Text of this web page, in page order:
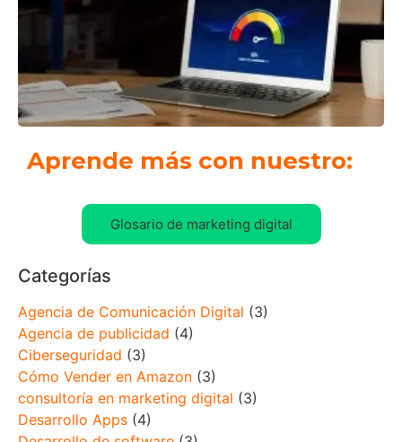
Aprende más con nuestro:
Glosario de marketing digital
Categorías
Agencia de Comunicación Digital (3)
Agencia de publicidad (4)
Ciberseguridad (3)
Cómo Vender en Amazon (3)
consultoría en marketing digital (3)
Desarrollo Apps (4)